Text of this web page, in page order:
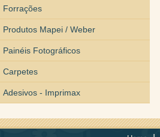
Forrações
Produtos Mapei / Weber
Painéis Fotográficos
Carpetes
Adesivos - Imprimax